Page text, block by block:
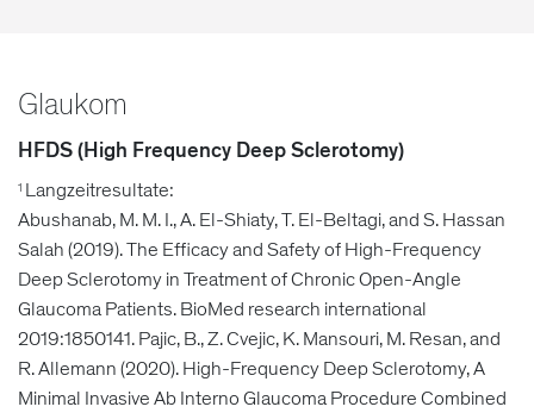
Glaukom
HFDS (High Frequency Deep Sclerotomy)
1 Langzeitresultate:
Abushanab, M. M. I., A. El-Shiaty, T. El-Beltagi, and S. Hassan
Salah (2019). The Efficacy and Safety of High-Frequency
Deep Sclerotomy in Treatment of Chronic Open-Angle
Glaucoma Patients. BioMed research international
2019:1850141. Pajic, B., Z. Cvejic, K. Mansouri, M. Resan, and
R. Allemann (2020). High-Frequency Deep Sclerotomy, A
Minimal Invasive Ab Interno Glaucoma Procedure Combined